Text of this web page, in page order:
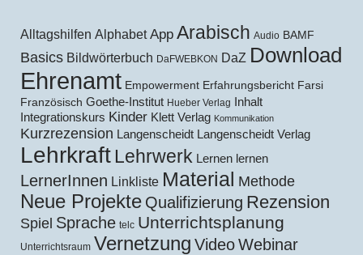
Alltagshilfen Alphabet App Arabisch Audio BAMF
Basics Bildwörterbuch DaFWEBKON DaZ Download
Ehrenamt Empowerment Erfahrungsbericht Farsi
Französisch Goethe-Institut Hueber Verlag Inhalt
Integrationskurs Kinder Klett Verlag Kommunikation
Kurzrezension Langenscheidt Langenscheidt Verlag
Lehrkraft Lehrwerk Lernen lernen
LernerInnen Linkliste Material Methode
Neue Projekte Qualifizierung Rezension
Spiel Sprache telc Unterrichtsplanung
Unterrichtsraum Vernetzung VideoWebinar